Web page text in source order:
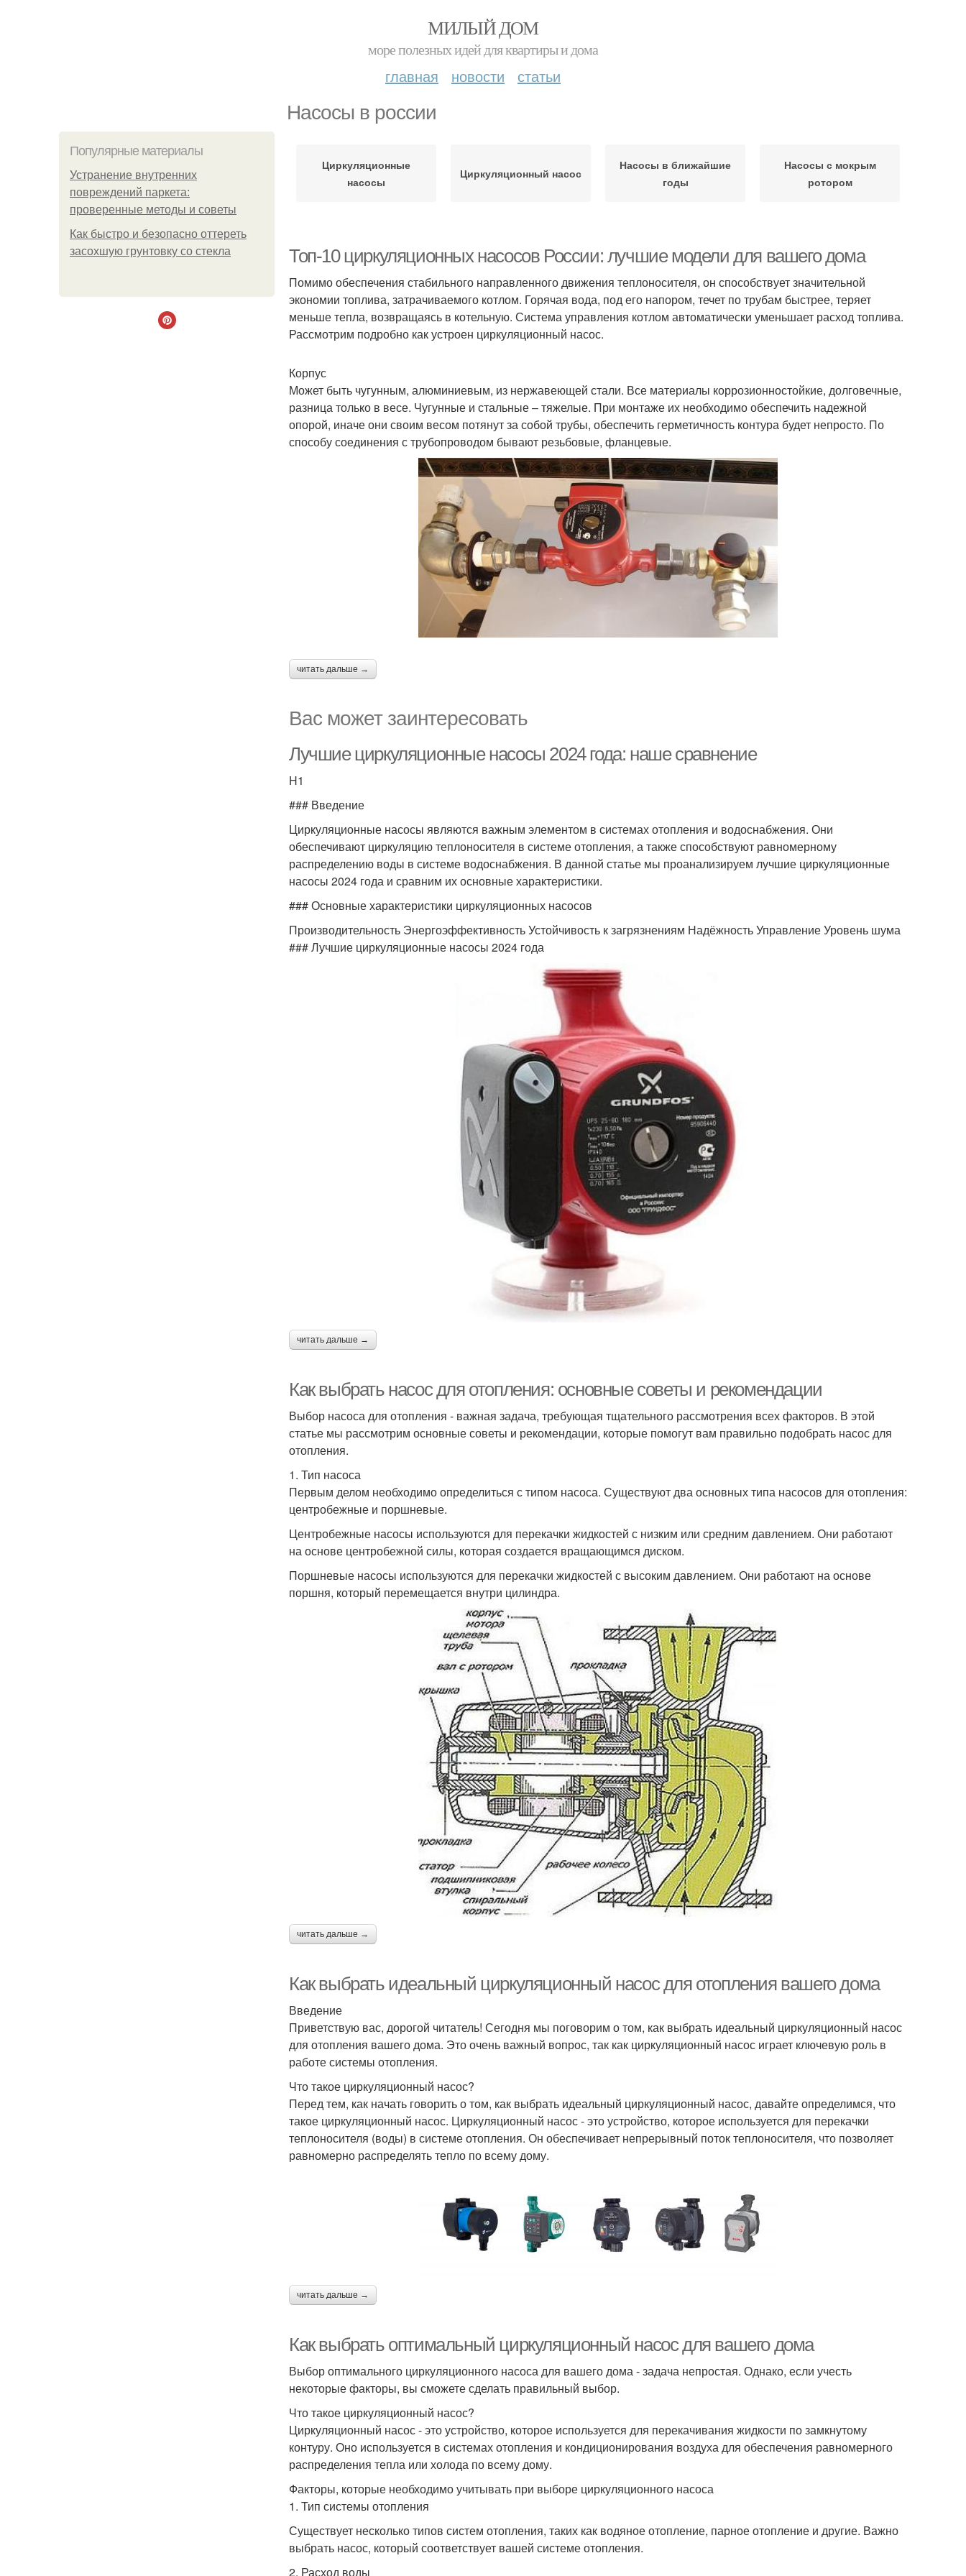
МИЛЫЙ ДОМ
море полезных идей для квартиры и дома
главная новости статьи
Насосы в россии
Популярные материалы
Устранение внутренних
повреждений паркета:
проверенные методы и советы
Как быстро и безопасно оттереть
засохшую грунтовку со стекла
Циркуляционные
насосы
Циркуляционный насос
Насосы в ближайшие
годы
Насосы с мокрым
ротором
Топ-10 циркуляционных насосов России: лучшие модели для вашего дома
Помимо обеспечения стабильного направленного движения теплоносителя, он способствует значительной
экономии топлива, затрачиваемого котлом. Горячая вода, под его напором, течет по трубам быстрее, теряет
меньше тепла, возвращаясь в котельную. Система управления котлом автоматически уменьшает расход топлива.
Рассмотрим подробно как устроен циркуляционный насос.
Корпус
Может быть чугунным, алюминиевым, из нержавеющей стали. Все материалы коррозионностойкие, долговечные,
разница только в весе. Чугунные и стальные – тяжелые. При монтаже их необходимо обеспечить надежной
опорой, иначе они своим весом потянут за собой трубы, обеспечить герметичность контура будет непросто. По
способу соединения с трубопроводом бывают резьбовые, фланцевые.
читать дальше →
Вас может заинтересовать
Лучшие циркуляционные насосы 2024 года: наше сравнение
H1
### Введение
Циркуляционные насосы являются важным элементом в системах отопления и водоснабжения. Они
обеспечивают циркуляцию теплоносителя в системе отопления, а также способствуют равномерному
распределению воды в системе водоснабжения. В данной статье мы проанализируем лучшие циркуляционные
насосы 2024 года и сравним их основные характеристики.
### Основные характеристики циркуляционных насосов
Производительность Энергоэффективность Устойчивость к загрязнениям Надёжность Управление Уровень шума
### Лучшие циркуляционные насосы 2024 года
читать дальше →
Как выбрать насос для отопления: основные советы и рекомендации
Выбор насоса для отопления - важная задача, требующая тщательного рассмотрения всех факторов. В этой
статье мы рассмотрим основные советы и рекомендации, которые помогут вам правильно подобрать насос для
отопления.
1. Тип насоса
Первым делом необходимо определиться с типом насоса. Существуют два основных типа насосов для отопления:
центробежные и поршневые.
Центробежные насосы используются для перекачки жидкостей с низким или средним давлением. Они работают
на основе центробежной силы, которая создается вращающимся диском.
Поршневые насосы используются для перекачки жидкостей с высоким давлением. Они работают на основе
поршня, который перемещается внутри цилиндра.
читать дальше →
Как выбрать идеальный циркуляционный насос для отопления вашего дома
Введение
Приветствую вас, дорогой читатель! Сегодня мы поговорим о том, как выбрать идеальный циркуляционный насос
для отопления вашего дома. Это очень важный вопрос, так как циркуляционный насос играет ключевую роль в
работе системы отопления.
Что такое циркуляционный насос?
Перед тем, как начать говорить о том, как выбрать идеальный циркуляционный насос, давайте определимся, что
такое циркуляционный насос. Циркуляционный насос - это устройство, которое используется для перекачки
теплоносителя (воды) в системе отопления. Он обеспечивает непрерывный поток теплоносителя, что позволяет
равномерно распределять тепло по всему дому.
читать дальше →
Как выбрать оптимальный циркуляционный насос для вашего дома
Выбор оптимального циркуляционного насоса для вашего дома - задача непростая. Однако, если учесть
некоторые факторы, вы сможете сделать правильный выбор.
Что такое циркуляционный насос?
Циркуляционный насос - это устройство, которое используется для перекачивания жидкости по замкнутому
контуру. Оно используется в системах отопления и кондиционирования воздуха для обеспечения равномерного
распределения тепла или холода по всему дому.
Факторы, которые необходимо учитывать при выборе циркуляционного насоса
1. Тип системы отопления
Существует несколько типов систем отопления, таких как водяное отопление, парное отопление и другие. Важно
выбрать насос, который соответствует вашей системе отопления.
2. Расход воды